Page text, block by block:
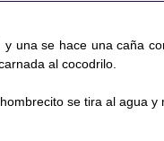
y una se hace una caña
al cocodrilo.
se tira al agua y